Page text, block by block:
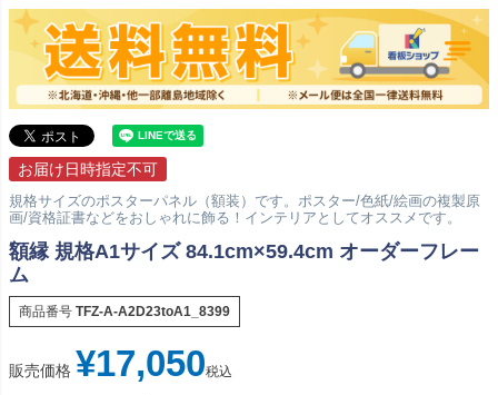
お届け日時指定不可
規格サイズのポスターパネル（額装）です。ポスター/色紙/絵画の複製原
画/資格証書などをおしゃれに飾る！インテリアとしてオススメです。
額縁 規格A1サイズ 84.1cm×59.4cm オーダーフレー
ム
商品番号 TFZ-A-A2D23toA1_8399
販売価格 ¥17,050税込